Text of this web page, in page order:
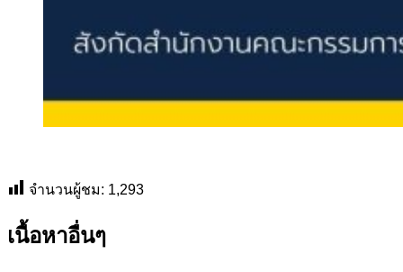
จำนวนผู้ชม: 1,293
เนื้อหาอื่นๆ